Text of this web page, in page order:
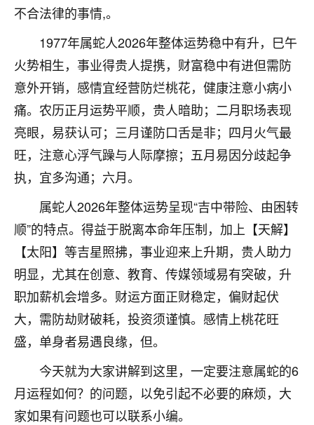
不合法律的事情,。
1977年属蛇人2026年整体运势稳中有升，巳午
火势相生，事业得贵人提携，财富稳中有进但需防
意外开销，感情宜经营防烂桃花，健康注意小病小
痛。农历正月运势平顺，贵人暗助；二月职场表现
亮眼，易获认可；三月谨防口舌是非；四月火气最
旺，注意心浮气躁与人际摩擦；五月易因分歧起争
执，宜多沟通；六月。
属蛇人2026年整体运势呈现“吉中带险、由困转
顺”的特点。得益于脱离本命年压制，加上【天解】
【太阳】等吉星照拂，事业迎来上升期，贵人助力
明显，尤其在创意、教育、传媒领域易有突破，升
职加薪机会增多。财运方面正财稳定，偏财起伏
大，需防劫财破耗，投资须谨慎。感情上桃花旺
盛，单身者易遇良缘，但。
今天就为大家讲解到这里，一定要注意属蛇的6
月运程如何？的问题，以免引起不必要的麻烦，大
家如果有问题也可以联系小编。
鹿森：慧来老师微信：gjsy0624
1天前 来自江西 12
青春168
我也想要，我也想要！
2天前 来自山西 15
Jessica李
老师做不做超度法事？我想给我奶奶做超度，她今年
刚去世了。
七零老顽童：我母亲前年离世，刚开始我经常
做梦梦见她，后来也是朋友介绍，找到慧来老
师，安排了超度法事，做梦再也没有梦到过
了，一开始是半信半疑的，图个心安，给亡母
超度，现在看来，人不信也不行。
2天前 来自云南 11
优秀的张同学
老师收徒吗？？我对这些很感兴趣
2天前 来自山西 15